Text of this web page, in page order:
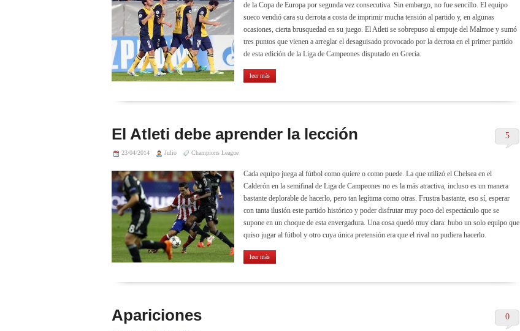
de la Copa de Europa por segunda vez consecutiva. Sin embargo, no fue sencillo. El equipo
sueco vendió cara su derrota a costa de imprimir mucha tensión al partido y, en algunas
ocasiones, cierta brusquedad en su juego. El Atleti se sobrepuso al empuje del Malmoe y sumó
tres puntos que vienen a arreglar el desaguisado provocado por la derrota en el primer partido
de esta edición de la Liga de Campeones disputado en Grecia.
leer más
5
El Atleti debe aprender la lección
23/04/2014 Julio Champions League
Cada equipo juega al fútbol como quiere o como puede. La que utilizó el Chelsea en el
Calderón en la semifinal de Liga de Campeones no es la más atractiva, incluso es un manera
bastante deplorable de hacerlo, pero tan legítima como otras. Frustra bastante, eso sí, esperar
con tanta ilusión este partido histórico y poder disfrutar muy poco del espectáculo que se
supone en un choque de esta envergadura. Una cosa quedó muy clara: hubo un solo equipo que
quiso jugar al fútbol y otro cuya única pretensión era que el rival no pudiera hacerlo.
leer más
0
Apariciones